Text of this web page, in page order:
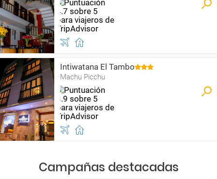
Intiwatana El Tambo
Machu Picchu
Campañas destacadas